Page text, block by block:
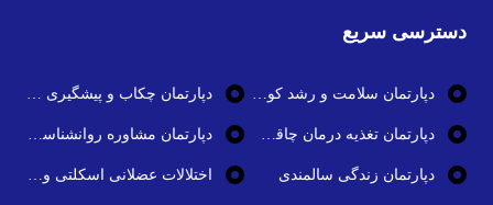
دسترسی سریع
دپارتمان سلامت و رشد کودک دپارتمان چکاب و پیشگیری از بیماری ها
دپارتمان تغذیه درمان چاقی و تناسب اندام دپارتمان مشاوره روانشناسی و سلامت روان
دپارتمان زندگی سالمندی اختلالات عضلانی اسکلتی و بیماری های استخوان و مفاصل